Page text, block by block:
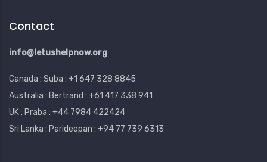
Contact
info@letushelpnow.org
Canada : Suba : +1 647 328 8845
Australia : Bertrand : +61 417 338 941
UK : Praba : +44 7984 422424
Sri Lanka : Parideepan : +94 77 739 6313